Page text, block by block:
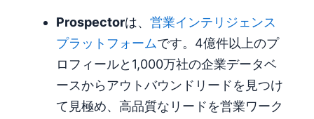
Prospectorは、 営業インテリジェンス
プラットフォームです。4億件以上のプ
ロフィールと1,000万社の企業データベ
ースからアウトバウンドリードを見つけ
て見極め、高品質なリードを営業ワーク